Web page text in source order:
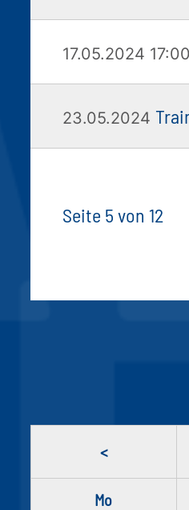
17.05.2024
23.05.2024
Seite 5 von 12
<
Mo